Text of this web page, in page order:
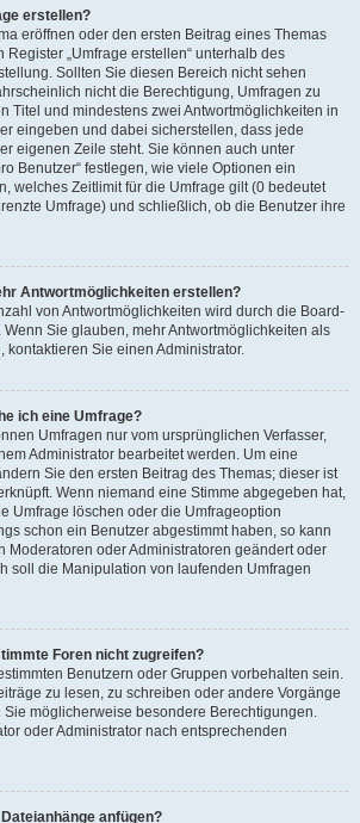
erstellen?
eröffnen oder den ersten Beitrag eines Themas
Register „Umfrage erstellen“ unterhalb des
Sollten Sie diesen Bereich nicht sehen
nicht die Berechtigung, Umfragen zu
Titel und mindestens zwei Antwortmöglichkeiten in
eingeben und dabei sicherstellen, dass jede
eigenen Zeile steht. Sie können auch unter
Benutzer“ festlegen, wie viele Optionen ein
welches Zeitlimit für die Umfrage gilt (0 bedeutet
Umfrage) und schließlich, ob die Benutzer ihre
Antwortmöglichkeiten erstellen?
von Antwortmöglichkeiten wird durch die Board-
Sie glauben, mehr Antwortmöglichkeiten als
kontaktieren Sie einen Administrator.
ich eine Umfrage?
Umfragen nur vom ursprünglichen Verfasser,
Administrator bearbeitet werden. Um eine
Sie den ersten Beitrag des Themas; dieser ist
Wenn niemand eine Stimme abgegeben hat,
Umfrage löschen oder die Umfrageoption
schon ein Benutzer abgestimmt haben, so kann
Moderatoren oder Administratoren geändert oder
soll die Manipulation von laufenden Umfragen
Foren nicht zugreifen?
Benutzern oder Gruppen vorbehalten sein.
zu lesen, zu schreiben oder andere Vorgänge
möglicherweise besondere Berechtigungen.
oder Administrator nach entsprechenden
anfügen?